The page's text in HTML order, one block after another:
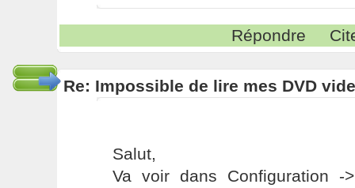
Répondre
Re: Impossible de lire mes DVD
Salut,
Va voir dans Configuration -